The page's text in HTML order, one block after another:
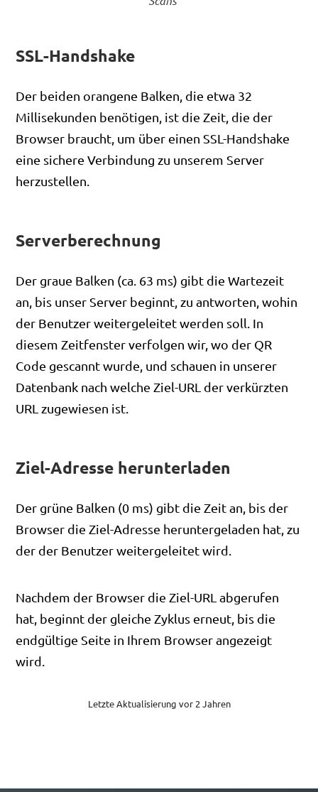
SSL-Handshake
Der beiden orangene Balken, die etwa 32
Millisekunden benötigen, ist die Zeit, die der
Browser braucht, um über einen SSL-Handshake
eine sichere Verbindung zu unserem Server
herzustellen.
Serverberechnung
Der graue Balken (ca. 63 ms) gibt die Wartezeit
an, bis unser Server beginnt, zu antworten, wohin
der Benutzer weitergeleitet werden soll. In
diesem Zeitfenster verfolgen wir, wo der QR
Code gescannt wurde, und schauen in unserer
Datenbank nach welche Ziel-URL der verkürzten
URL zugewiesen ist.
Ziel-Adresse herunterladen
Der grüne Balken (0 ms) gibt die Zeit an, bis der
Browser die Ziel-Adresse heruntergeladen hat, zu
der der Benutzer weitergeleitet wird.
Nachdem der Browser die Ziel-URL abgerufen
hat, beginnt der gleiche Zyklus erneut, bis die
endgültige Seite in Ihrem Browser angezeigt
wird.
Letzte Aktualisierung vor 2 Jahren